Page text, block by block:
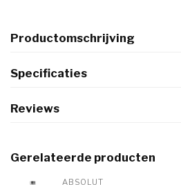
Productomschrijving
Specificaties
Reviews
Gerelateerde producten
ABSOLUT